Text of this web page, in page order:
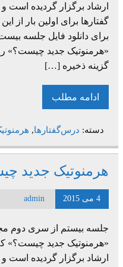
ارشاد برگزار گردیده
گفتارها برای اولین بار از
برای دانلود فایل جلسه
«هرمنوتیک جدید چیست؟»
گزینه ذخیره […]
ادامه مطلب
دسته: درس‌گفتارها,
هرمنوتیک جدید
4 می 2015 admin
جلسه بیستم از سری دوم
ارشاد برگزار گردیده